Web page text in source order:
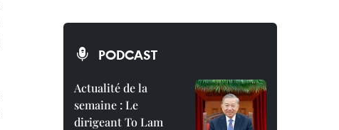
PODCAST
Actualité de la
semaine : Le
dirigeant To Lam